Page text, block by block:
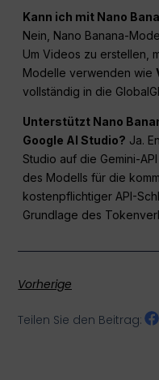
Kann ich mit Nano
Nein, Nano Banana-
Um Videos zu erstellen,
Modelle verwenden wie
vollständig in die
Unterstützt Nano
Google AI Studio? Ja.
Studio auf die Gemini-
des Modells für die
kostenpflichtiger API-
Grundlage des
Vorherige
Teilen Sie den Beitrag: